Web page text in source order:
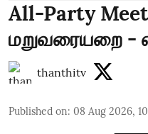
All-Party
மறுவரையறை -
thanthitv
Published on: 08 Aug 2026,